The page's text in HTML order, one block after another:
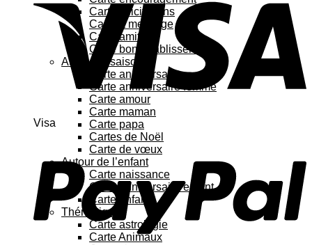
Visa
Carte félicitations
Carte à message
Carte amitié
Carte bon rétablissement
Au fil des saisons
Carte anniversaire
Carte anniversaire femme
Carte amour
Carte maman
Carte papa
Cartes de Noël
Carte de vœux
Autour de l’enfant
Carte naissance
Carte anniversaire enfant
Carte enfant
Thématique
Carte astrologie
Carte Animaux